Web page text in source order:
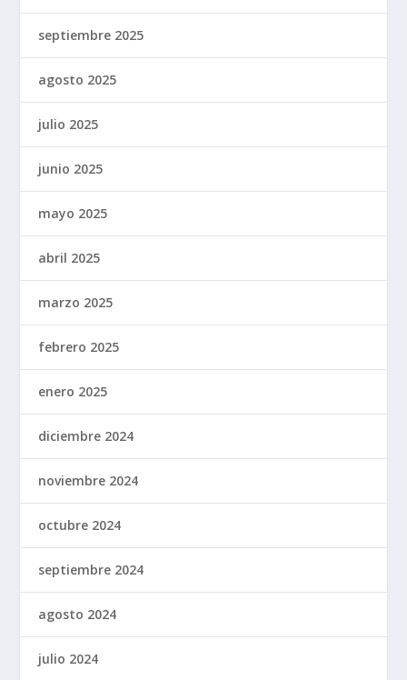
septiembre 2025
agosto 2025
julio 2025
junio 2025
mayo 2025
abril 2025
marzo 2025
febrero 2025
enero 2025
diciembre 2024
noviembre 2024
octubre 2024
septiembre 2024
agosto 2024
julio 2024